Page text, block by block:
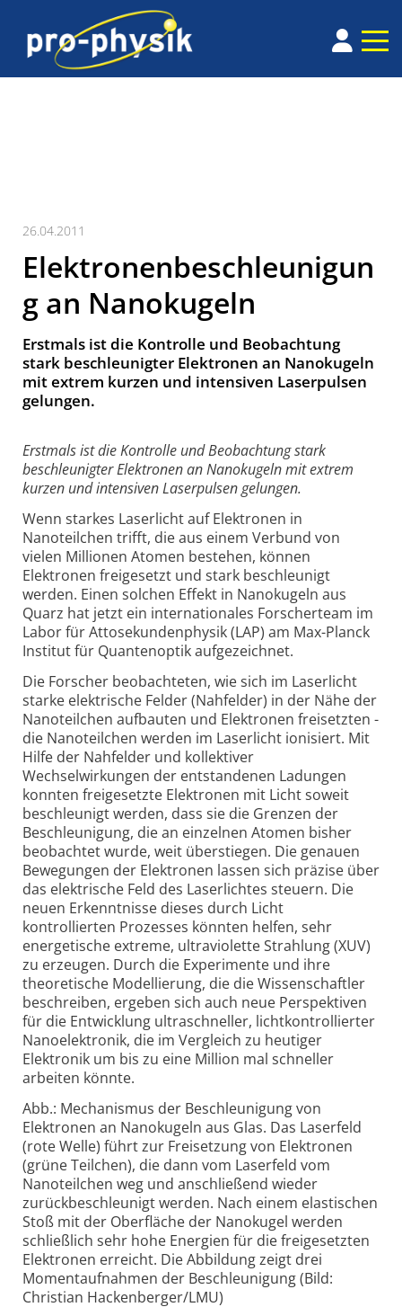
26.04.2011
Elektronenbeschleunigun
g an Nanokugeln
Erstmals ist die Kontrolle und Beobachtung
stark beschleunigter Elektronen an Nanokugeln
mit extrem kurzen und intensiven Laserpulsen
gelungen.
Erstmals ist die Kontrolle und Beobachtung stark
beschleunigter Elektronen an Nanokugeln mit extrem
kurzen und intensiven Laserpulsen gelungen.
Wenn starkes Laserlicht auf Elektronen in
Nanoteilchen trifft, die aus einem Verbund von
vielen Millionen Atomen bestehen, können
Elektronen freigesetzt und stark beschleunigt
werden. Einen solchen Effekt in Nanokugeln aus
Quarz hat jetzt ein internationales Forscherteam im
Labor für Attosekundenphysik (LAP) am Max-Planck
Institut für Quantenoptik aufgezeichnet.
Die Forscher beobachteten, wie sich im Laserlicht
starke elektrische Felder (Nahfelder) in der Nähe der
Nanoteilchen aufbauten und Elektronen freisetzten -
die Nanoteilchen werden im Laserlicht ionisiert. Mit
Hilfe der Nahfelder und kollektiver
Wechselwirkungen der entstandenen Ladungen
konnten freigesetzte Elektronen mit Licht soweit
beschleunigt werden, dass sie die Grenzen der
Beschleunigung, die an einzelnen Atomen bisher
beobachtet wurde, weit überstiegen. Die genauen
Bewegungen der Elektronen lassen sich präzise über
das elektrische Feld des Laserlichtes steuern. Die
neuen Erkenntnisse dieses durch Licht
kontrollierten Prozesses könnten helfen, sehr
energetische extreme, ultraviolette Strahlung (XUV)
zu erzeugen. Durch die Experimente und ihre
theoretische Modellierung, die die Wissenschaftler
beschreiben, ergeben sich auch neue Perspektiven
für die Entwicklung ultraschneller, lichtkontrollierter
Nanoelektronik, die im Vergleich zu heutiger
Elektronik um bis zu eine Million mal schneller
arbeiten könnte.
Abb.: Mechanismus der Beschleunigung von
Elektronen an Nanokugeln aus Glas. Das Laserfeld
(rote Welle) führt zur Freisetzung von Elektronen
(grüne Teilchen), die dann vom Laserfeld vom
Nanoteilchen weg und anschließend wieder
zurückbeschleunigt werden. Nach einem elastischen
Stoß mit der Oberfläche der Nanokugel werden
schließlich sehr hohe Energien für die freigesetzten
Elektronen erreicht. Die Abbildung zeigt drei
Momentaufnahmen der Beschleunigung (Bild:
Christian Hackenberger/LMU)